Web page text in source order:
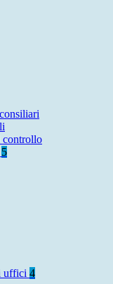
controllo
5
uffici 4